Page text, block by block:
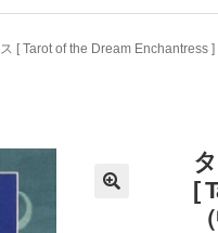
[ Tarot of the Dream Enchantress ]
[